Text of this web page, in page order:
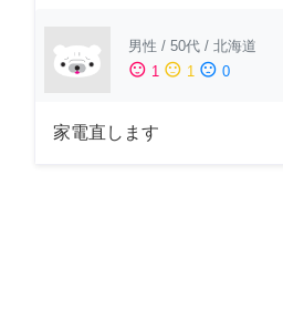
男性 / 50代 / 北海道
sentiment_satisfied 1 sentiment_neutral 1 sentiment_dissatisfied 0
家電直します